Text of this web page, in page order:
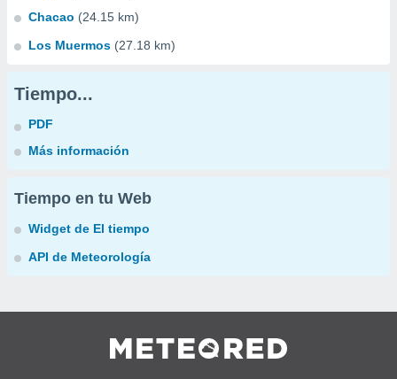
Chacao (24.15 km)
Los Muermos (27.18 km)
Tiempo...
PDF
Más información
Tiempo en tu Web
Widget de El tiempo
API de Meteorología